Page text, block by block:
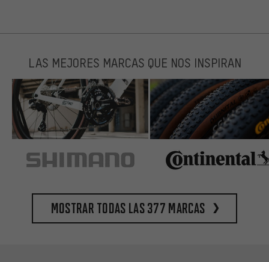
LAS MEJORES MARCAS QUE NOS INSPIRAN
Mostrar todas las 377 marcas